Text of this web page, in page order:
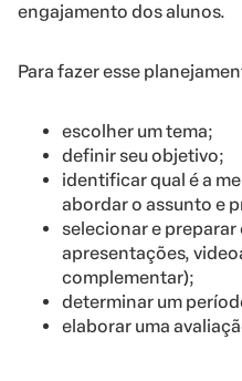
engajamento dos alunos.
Para fazer esse
escolher um tema;
definir seu objetivo;
identificar qual é a
abordar o assunto e
selecionar e
apresentações,
complementar);
determinar um
elaborar uma